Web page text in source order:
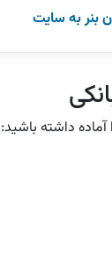
بنر به سایت
آماده داشته باشید: